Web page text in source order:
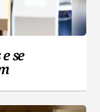
se